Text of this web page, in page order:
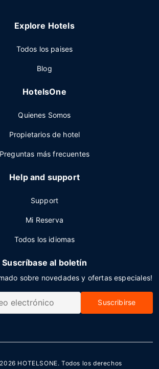
Explore Hotels
Todos los paises
Blog
HotelsOne
Quienes Somos
Propietarios de hotel
Preguntas más frecuentes
Help and support
Support
Mi Reserva
Todos los idiomas
Suscríbase al boletín
sobre novedades y ofertas especiales!
Suscribirse
HOTELSONE. Todos los derechos